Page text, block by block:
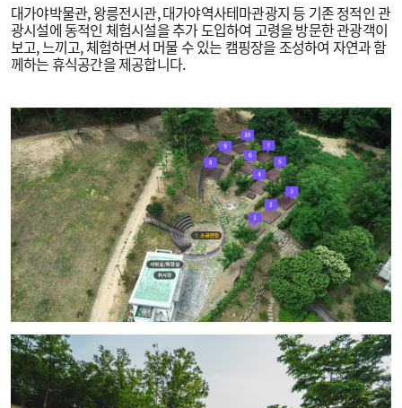
대가야박물관, 왕릉전시관, 대가야역사테마관광지 등 기존 정적인 관
광시설에 동적인 체험시설을 추가 도입하여 고령을 방문한 관광객이
보고, 느끼고, 체험하면서 머물 수 있는 캠핑장을 조성하여 자연과 함
께하는 휴식공간을 제공합니다.